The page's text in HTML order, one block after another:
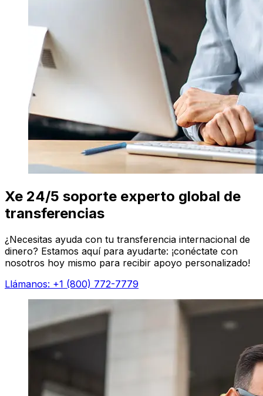
Xe 24/5 soporte experto global de
transferencias
¿Necesitas ayuda con tu transferencia internacional de
dinero? Estamos aquí para ayudarte: ¡conéctate con
nosotros hoy mismo para recibir apoyo personalizado!
Llámanos: +1 (800) 772-7779